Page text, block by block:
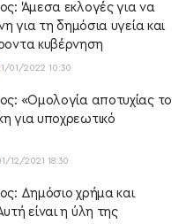
Άμεσα εκλογές για να
για τη δημόσια υγεία και
κυβέρνηση
01/2022 10:30
«Ομολογία αποτυχίας το
για υποχρεωτικό
12/2021 18:30
Δημόσιο χρήμα και
είναι η ύλη της